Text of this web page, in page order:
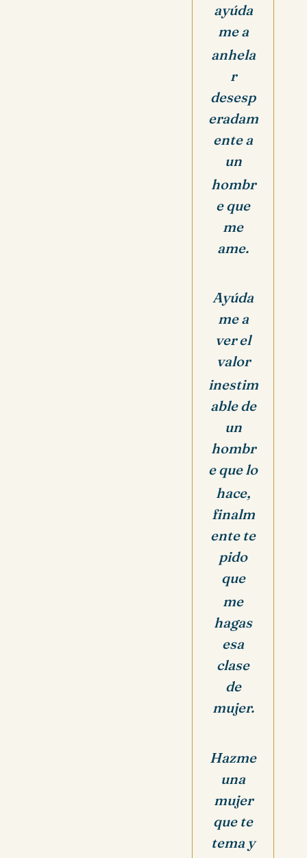
ayúda
me a
anhela
r
desesp
eradam
ente a
un
hombr
e que
me
ame.
Ayúda
me a
ver el
valor
inestim
ablede
un
hombr
e que lo
hace,
finalm
ente te
pido
que
me
hagas
esa
clase
de
mujer.
Hazme
una
mujer
que te
tema y